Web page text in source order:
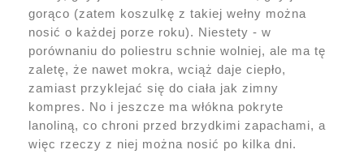
gorąco (zatem koszulkę z takiej wełny można
nosić o każdej porze roku). Niestety - w
porównaniu do poliestru schnie wolniej, ale ma tę
zaletę, że nawet mokra, wciąż daje ciepło,
zamiast przyklejać się do ciała jak zimny
kompres. No i jeszcze ma włókna pokryte
lanoliną, co chroni przed brzydkimi zapachami, a
więc rzeczy z niej można nosić po kilka dni.